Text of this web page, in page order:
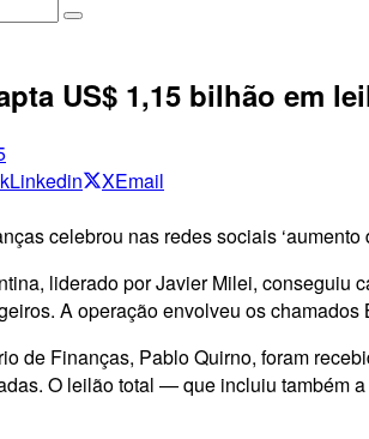
US$ 1,15 bilhão em
Linkedin XEmail
celebrou nas redes sociais
liderado por Javier Milei, conseguiu
A operação envolveu os
de Finanças, Pablo Quirno, foram
O leilão total — que incluiu também